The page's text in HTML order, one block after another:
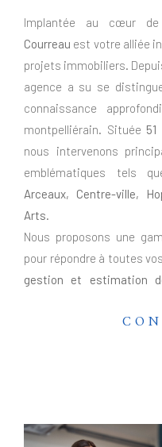
Implantée au cœur de
Courreau est votre alliée
projets immobiliers.
agence a su se
connaissance
montpelliérain. Située
nous intervenons
emblématiques tels
Arceaux, Centre-ville,
Arts.
Nous proposons une
pour répondre à toutes
gestion et estimation
caractère,
Votre